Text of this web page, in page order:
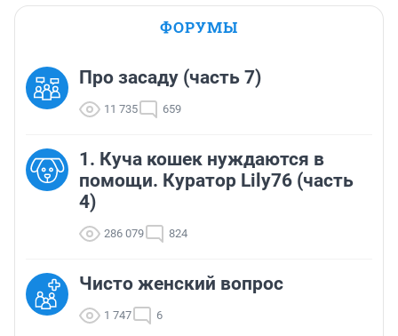
ФОРУМЫ
Про засаду (часть 7)
11 735 659
1. Куча кошек нуждаются в
помощи. Куратор Lily76 (часть
4)
286 079 824
Чисто женский вопрос
1 747 6